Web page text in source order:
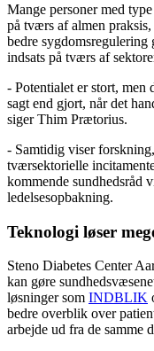
Mange personer med
på tværs af almen
bedre sygdomsregulering
indsats på tværs af
- Potentialet er stort, men
sagt end gjort, når det
siger Thim Prætorius.
- Samtidig viser
tværsektorielle
kommende sundhedsråd
ledelsesopbakning.
Teknologi løser
Steno Diabetes Center
kan gøre
løsninger som INDBLIK
bedre overblik over
arbejde ud fra de samme